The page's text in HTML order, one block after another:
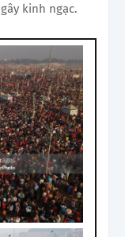
kinh ngạc.